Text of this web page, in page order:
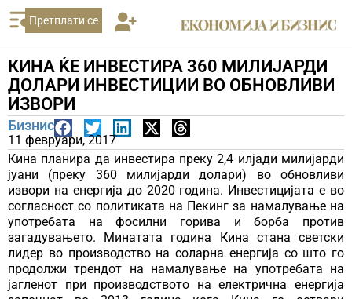
Претплати се
КИНА ЌЕ ИНВЕСТИРА 360 МИЛИЈАРДИ
ДОЛАРИ ИНВЕСТИЦИИ ВО ОБНОВЛИВИ
ИЗВОРИ
Бизнис
11 февруари, 2017
Кина планира да инвестира преку 2,4 илјади милијарди
јуани (преку 360 милијарди долари) во обновливи
извори на енергија до 2020 година. Инвестицијата е во
согласност со политиката на Пекинг за намалување на
употребата на фосилни горива и борба против
загадувањето. Минатата година Кина стана светски
лидер во производство на соларна енергија со што го
продолжи трендот на намалување на употребата на
јагленот при производството на електрична енергија